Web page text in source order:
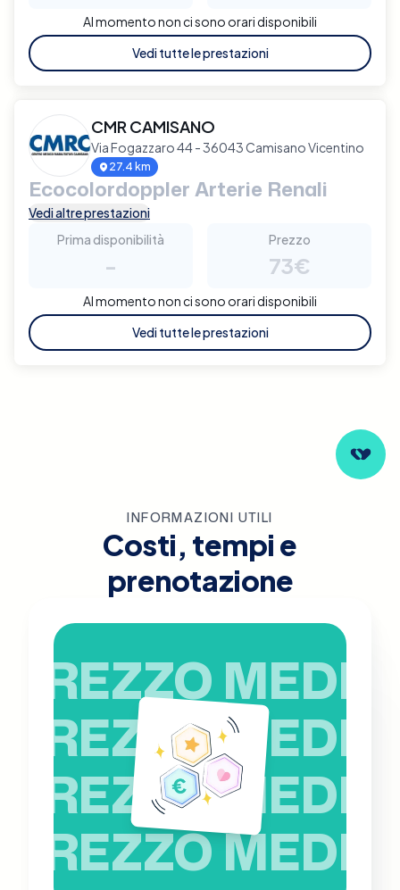
Al momento non ci sono orari disponibili
Vedi tutte le prestazioni
CMR CAMISANO
Via Fogazzaro 44 - 36043 Camisano Vicentino
27.4 km
Ecocolordoppler Arterie Renali
Vedi altre prestazioni
Prima disponibilità
-
Prezzo
73€
Al momento non ci sono orari disponibili
Vedi tutte le prestazioni
INFORMAZIONI UTILI
Costi, tempi e
prenotazione
PREZZO MEDIO
PREZZO MEDIO
PREZZO MEDIO
PREZZO MEDIO